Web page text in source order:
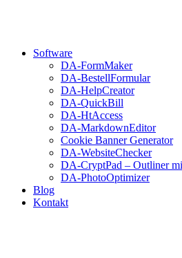
Software
DA-FormMaker
DA-BestellFormular
DA-HelpCreator
DA-QuickBill
DA-HtAccess
DA-MarkdownEditor
Cookie Banner Generator
DA-WebsiteChecker
DA-CryptPad – Outliner
DA-PhotoOptimizer
Blog
Kontakt